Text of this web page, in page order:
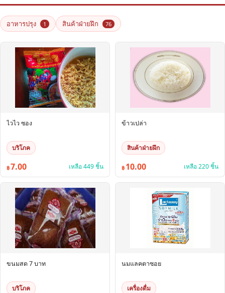
อาหารปรุง 1 สินค้าฝ่ายฝึก 76
ไวไว ซอง
บริโภค
฿7.00 เหลือ 449 ชิ้น
ข้าวเปล่า
สินค้าฝ่ายฝึก
฿ 10.00 เหลือ 220 ชิ้น
ขนมสด 7 บาท
บริโภค
นมแลคตาซอย
เครื่องดื่ม